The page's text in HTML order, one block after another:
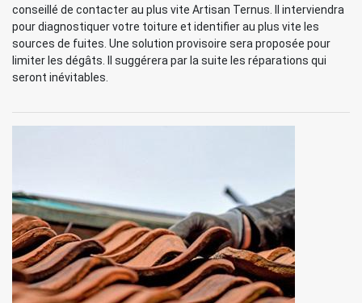
conseillé de contacter au plus vite Artisan Ternus. Il interviendra
pour diagnostiquer votre toiture et identifier au plus vite les
sources de fuites. Une solution provisoire sera proposée pour
limiter les dégâts. Il suggérera par la suite les réparations qui
seront inévitables.